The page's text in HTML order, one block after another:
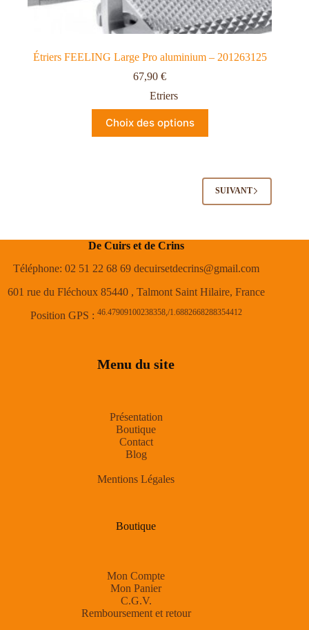
Étriers FEELING Large Pro aluminium – 201263125
67,90€
Etriers
Choix des options
SUIVANT
De Cuirs et de Crins
Téléphone: 02 51 22 68 69 decuirsetdecrins@gmail.com
601 rue du Fléchoux 85440 , Talmont Saint Hilaire, France
Position GPS : 46.47909100238358,/1.6882668288354412
Menu du site
Présentation
Boutique
Contact
Blog
Mentions Légales
Boutique
Mon Compte
Mon Panier
C.G.V.
Remboursement et retour